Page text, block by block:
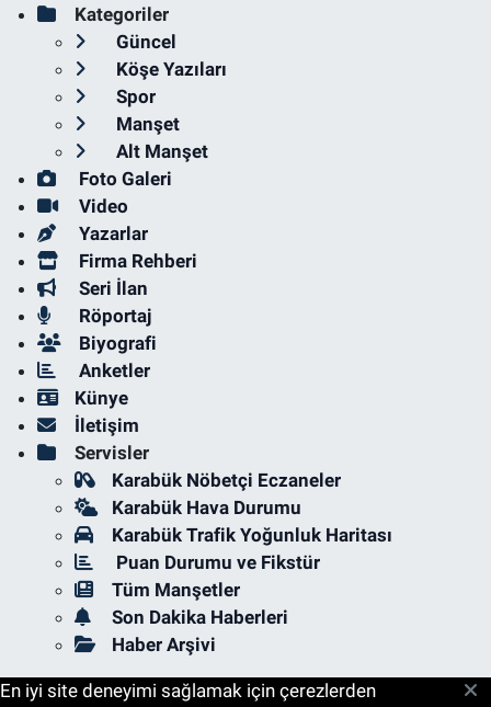
Kategoriler
Güncel
Köşe Yazıları
Spor
Manşet
Alt Manşet
Foto Galeri
Video
Yazarlar
Firma Rehberi
Seri İlan
Röportaj
Biyografi
Anketler
Künye
İletişim
Servisler
Karabük Nöbetçi Eczaneler
Karabük Hava Durumu
Karabük Trafik Yoğunluk Haritası
Puan Durumu ve Fikstür
Tüm Manşetler
Son Dakika Haberleri
Haber Arşivi
En iyi site deneyimi sağlamak için çerezlerden